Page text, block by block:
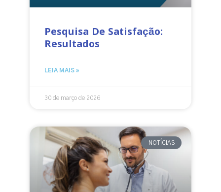
Pesquisa De Satisfação:
Resultados
LEIA MAIS »
30 de março de 2026
NOTÍCIAS